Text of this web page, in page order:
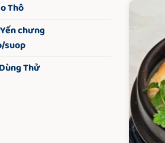
Thô
chưng
suop
Thử